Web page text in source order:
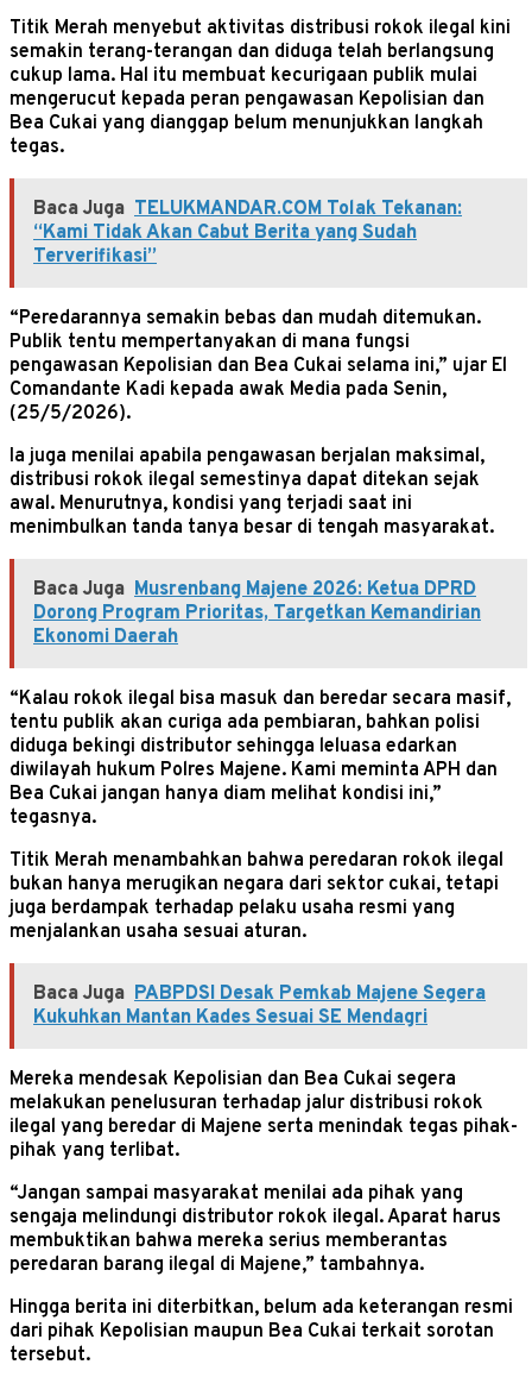
Titik Merah menyebut aktivitas distribusi rokok ilegal kini
semakin terang-terangan dan diduga telah berlangsung
cukup lama. Hal itu membuat kecurigaan publik mulai
mengerucut kepada peran pengawasan Kepolisian dan
Bea Cukai yang dianggap belum menunjukkan langkah
tegas.
Baca Juga TELUKMANDAR.COM Tolak Tekanan:
“Kami Tidak Akan Cabut Berita yang Sudah
Terverifikasi”
“Peredarannya semakin bebas dan mudah ditemukan.
Publik tentu mempertanyakan di mana fungsi
pengawasan Kepolisian dan Bea Cukai selama ini,” ujar El
Comandante Kadi kepada awak Media pada Senin,
(25/5/2026).
Ia juga menilai apabila pengawasan berjalan maksimal,
distribusi rokok ilegal semestinya dapat ditekan sejak
awal. Menurutnya, kondisi yang terjadi saat ini
menimbulkan tanda tanya besar di tengah masyarakat.
Baca Juga Musrenbang Majene 2026: Ketua DPRD
Dorong Program Prioritas, Targetkan Kemandirian
Ekonomi Daerah
“Kalau rokok ilegal bisa masuk dan beredar secara masif,
tentu publik akan curiga ada pembiaran, bahkan polisi
diduga bekingi distributor sehingga leluasa edarkan
diwilayah hukum Polres Majene. Kami meminta APH dan
Bea Cukai jangan hanya diam melihat kondisi ini,”
tegasnya.
Titik Merah menambahkan bahwa peredaran rokok ilegal
bukan hanya merugikan negara dari sektor cukai, tetapi
juga berdampak terhadap pelaku usaha resmi yang
menjalankan usaha sesuai aturan.
Baca Juga PABPDSI Desak Pemkab Majene Segera
Kukuhkan Mantan Kades Sesuai SE Mendagri
Mereka mendesak Kepolisian dan Bea Cukai segera
melakukan penelusuran terhadap jalur distribusi rokok
ilegal yang beredar di Majene serta menindak tegas pihak-
pihak yang terlibat.
“Jangan sampai masyarakat menilai ada pihak yang
sengaja melindungi distributor rokok ilegal. Aparat harus
membuktikan bahwa mereka serius memberantas
peredaran barang ilegal di Majene,” tambahnya.
Hingga berita ini diterbitkan, belum ada keterangan resmi
dari pihak Kepolisian maupun Bea Cukai terkait sorotan
tersebut.